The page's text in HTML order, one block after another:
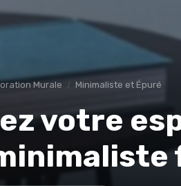
Murale Minimaliste et Épuré
votre